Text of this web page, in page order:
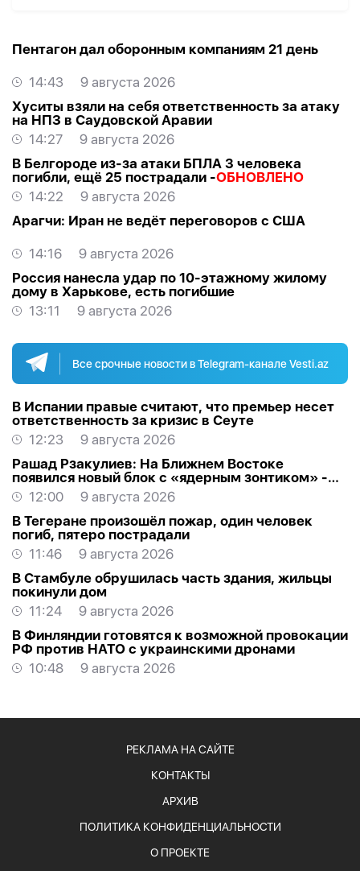
Пентагон дал оборонным компаниям 21 день
14:43
9 августа 2026
Хуситы взяли на себя ответственность за атаку
на НПЗ в Саудовской Аравии
14:27
9 августа 2026
В Белгороде из-за атаки БПЛА 3 человека
погибли, ещё 25 пострадали -ОБНОВЛЕНО
14:22
9 августа 2026
Арагчи: Иран не ведёт переговоров с США
14:16
9 августа 2026
Россия нанесла удар по 10-этажному жилому
дому в Харькове, есть погибшие
13:11
9 августа 2026
Все срочные новости в Telegram-канале Vesti.az
В Испании правые считают, что премьер несет
ответственность за кризис в Сеуте
12:23
9 августа 2026
Рашад Рзакулиев: На Ближнем Востоке
появился новый блок с «ядерным зонтиком» -
МНЕНИЕ ЭКСПЕРТА
12:00
9 августа 2026
В Тегеране произошёл пожар, один человек
погиб, пятеро пострадали
11:46
9 августа 2026
В Стамбуле обрушилась часть здания, жильцы
покинули дом
11:24
9 августа 2026
В Финляндии готовятся к возможной провокации
РФ против НАТО с украинскими дронами
10:48
9 августа 2026
РЕКЛАМА НА САЙТЕ
КОНТАКТЫ
АРХИВ
ПОЛИТИКА КОНФИДЕНЦИАЛЬНОСТИ
О ПРОЕКТЕ